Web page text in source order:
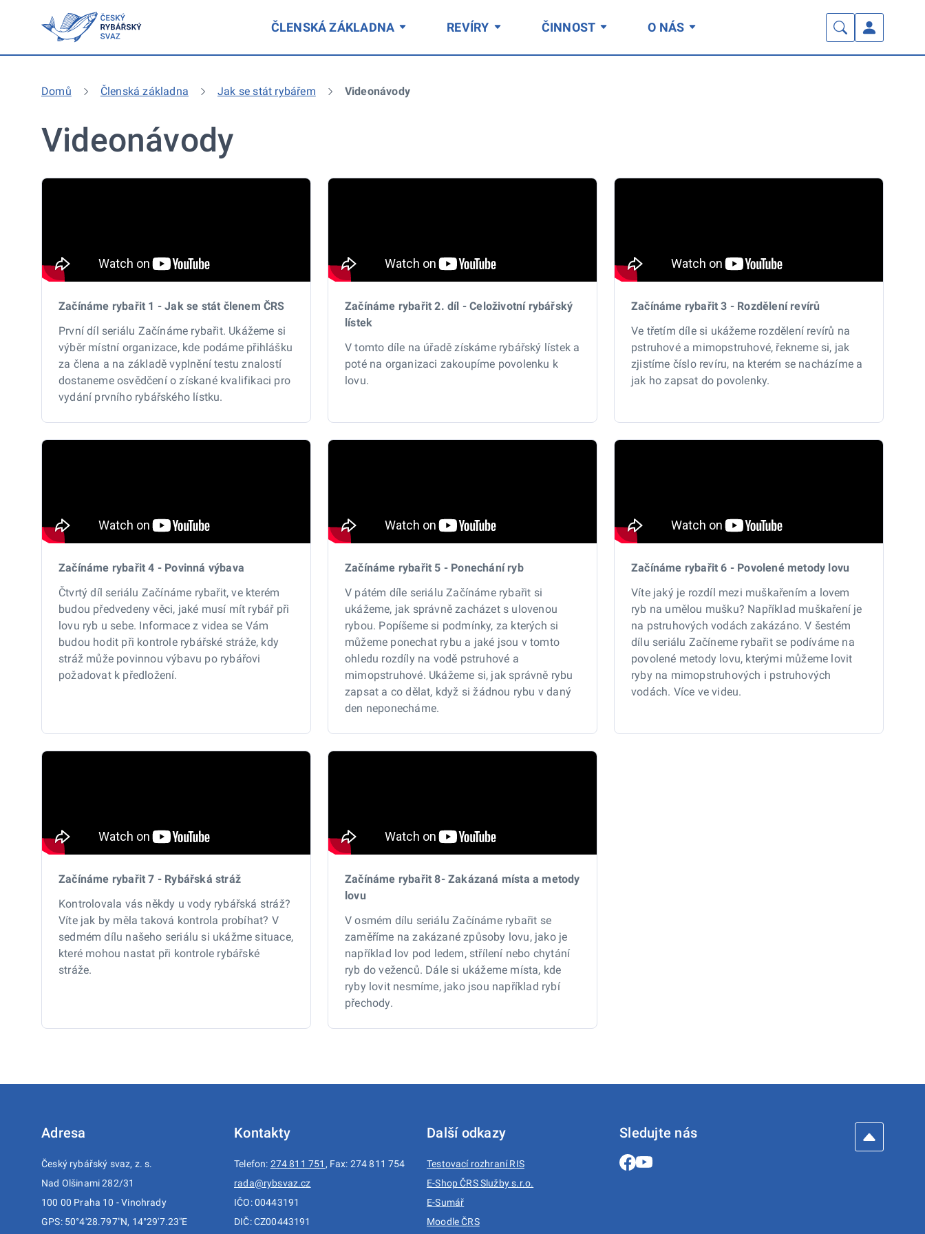
ČLENSKÁ ZÁKLADNA REVÍRY ČINNOST O NÁS
Domů Členská základna Jak se stát rybářem Videonávody
Videonávody
Začínáme rybařit 1 - Jak se stát členem ČRS
První díl seriálu Začínáme rybařit. Ukážeme si
výběr místní organizace, kde podáme přihlášku
za člena a na základě vyplnění testu znalostí
dostaneme osvědčení o získané kvalifikaci pro
vydání prvního rybářského lístku.
Začínáme rybařit 2. díl - Celoživotní rybářský
lístek
V tomto díle na úřadě získáme rybářský lístek a
poté na organizaci zakoupíme povolenku k
lovu.
Začínáme rybařit 3 - Rozdělení revírů
Ve třetím díle si ukážeme rozdělení revírů na
pstruhové a mimopstruhové, řekneme si, jak
zjistíme číslo revíru, na kterém se nacházíme a
jak ho zapsat do povolenky.
Začínáme rybařit 4 - Povinná výbava
Čtvrtý díl seriálu Začínáme rybařit, ve kterém
budou předvedeny věci, jaké musí mít rybář při
lovu ryb u sebe. Informace z videa se Vám
budou hodit při kontrole rybářské stráže, kdy
stráž může povinnou výbavu po rybářovi
požadovat k předložení.
Začínáme rybařit 5 - Ponechání ryb
V pátém díle seriálu Začínáme rybařit si
ukážeme, jak správně zacházet s ulovenou
rybou. Popíšeme si podmínky, za kterých si
můžeme ponechat rybu a jaké jsou v tomto
ohledu rozdíly na vodě pstruhové a
mimopstruhové. Ukážeme si, jak správně rybu
zapsat a co dělat, když si žádnou rybu v daný
den neponecháme.
Začínáme rybařit 6 - Povolené metody lovu
Víte jaký je rozdíl mezi muškařením a lovem
ryb na umělou mušku? Například muškaření je
na pstruhových vodách zakázáno. V šestém
dílu seriálu Začíneme rybařit se podíváme na
povolené metody lovu, kterými můžeme lovit
ryby na mimopstruhových i pstruhových
vodách. Více ve videu.
Začínáme rybařit 7 - Rybářská stráž
Kontrolovala vás někdy u vody rybářská stráž?
Víte jak by měla taková kontrola probíhat? V
sedmém dílu našeho seriálu si ukážme situace,
které mohou nastat při kontrole rybářské
stráže.
Začínáme rybařit 8- Zakázaná místa a metody
lovu
V osmém dílu seriálu Začínáme rybařit se
zaměříme na zakázané způsoby lovu, jako je
například lov pod ledem, střílení nebo chytání
ryb do veženců. Dále si ukážeme místa, kde
ryby lovit nesmíme, jako jsou například rybí
přechody.
Adresa
Český rybářský svaz, z. s.
Nad Olšinami 282/31
100 00 Praha 10 - Vinohrady
GPS: 50°4'28.797"N, 14°29'7.23"E
Kontakty
Telefon: 274 811 751 , Fax: 274 811 754
rada@rybsvaz.cz
IČO: 00443191
DIČ: CZ00443191
Další odkazy
Testovací rozhraní RIS
E-Shop ČRS Služby s.r.o.
E-Sumář
Moodle ČRS
Sledujte nás